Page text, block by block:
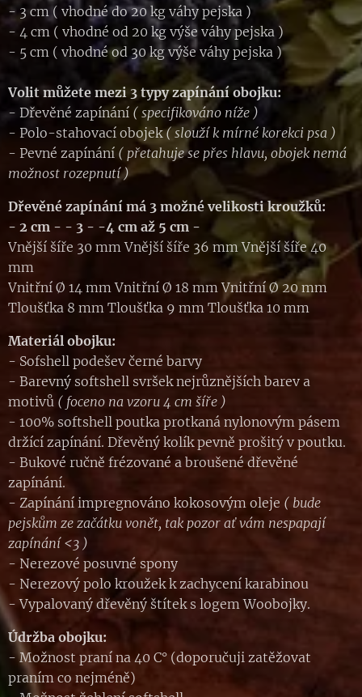
- 3 cm ( vhodné do 20 kg váhy pejska )
- 4 cm ( vhodné od 20 kg výše váhy pejska )
- 5 cm ( vhodné od 30 kg výše váhy pejska )
Volit můžete mezi 3 typy zapínání obojku:
- Dřevěné zapínání ( specifikováno níže )
- Polo-stahovací obojek( slouží k mírné korekci psa )
- Pevné zapínání ( přetahuje se přes hlavu, obojek nemá
možnost rozepnutí )
Dřevěné zapínání má 3 možné velikosti kroužků:
- 2 cm - - 3 - -4 cm až 5 cm -
Vnější šíře 30 mm Vnější šíře 36 mm Vnější šíře 40
mm
Vnitřní Ø 14 mm Vnitřní Ø 18 mm Vnitřní Ø 20 mm
Tloušťka 8 mm Tloušťka 9 mm Tloušťka 10 mm
Materiál obojku:
- Sofshell podešev černé barvy
- Barevný softshell svršek nejrůznějších barev a
motivů ( foceno na vzoru 4 cm šíře )
- 100% softshell poutka protkaná nylonovým pásem
držící zapínání. Dřevěný kolík pevně prošitý v poutku.
- Bukové ručně frézované a broušené dřevěné
zapínání.
- Zapínání impregnováno kokosovým oleje ( bude
pejskům ze začátku vonět, tak pozor ať vám nespapají
zapínání <3 )
- Nerezové posuvné spony
- Nerezový polo kroužek k zachycení karabinou
- Vypalovaný dřevěný štítek s logem Woobojky.
Údržba obojku:
- Možnost praní na 40 C° (doporučuji zatěžovat
praním co nejméně)